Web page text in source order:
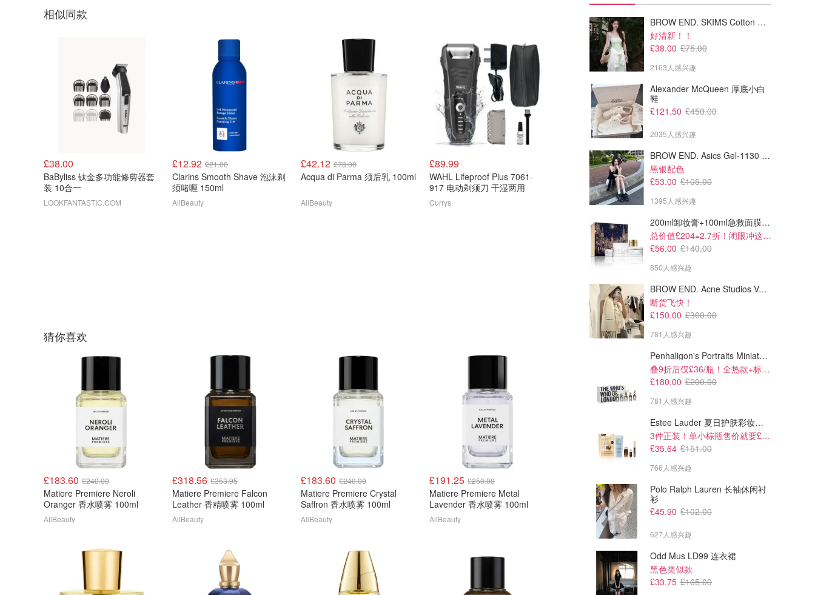
相似同款
£38.00
BaByliss 钛金多功能修剪器套
装 10合一
LOOKFANTASTIC.COM
£12.92 £21.00
Clarins Smooth Shave 泡沫剃
须啫喱 150ml
AllBeauty
£42.12 £78.00
Acqua di Parma 须后乳 100ml
AllBeauty
£89.99
WAHL Lifeproof Plus 7061-
917 电动剃须刀 干湿两用
Currys
BABYLISS Graphite Precision
干式胡须修剪器 黑色镀金
£39.99
Kensen 剃须刀 4刀头 防水
Amazon
猜你喜欢
£183.60 £240.00
Matiere Premiere Neroli
Oranger 香水喷雾 100ml
AllBeauty
£318.56 £353.95
Matiere Premiere Falcon
Leather 香精喷雾 100ml
AllBeauty
£183.60 £240.00
Matiere Premiere Crystal
Saffron 香水喷雾 100ml
AllBeauty
£191.25 £250.00
Matiere Premiere Metal
Lavender 香水喷雾 100ml
AllBeauty
BROW END. SKIMS Cotton Rib 长款背心连衣裙 薄荷绿
好清新！！
£38.00 £75.00
2163人感兴趣
Alexander McQueen 厚底小白
鞋
£121.50 £450.00
2035人感兴趣
BROW END. Asics Gel-1130 黑色运动鞋
黑银配色
£53.00 £105.00
1395人感兴趣
200ml卸妆膏+100ml急救面膜+面霜+洁颜布
总价值£204=2.7折！闭眼冲这套！
£56.00 £140.00
850人感兴趣
BROW END. Acne Studios Vally 刺绣围巾 白色
断货飞快！
£150.00 £300.00
781人感兴趣
Penhaligon's Portraits Miniature Collection 香氛套装 5瓶装
叠9折后仅£36/瓶！全热款+标志性兽首头
£180.00 £200.00
781人感兴趣
Estee Lauder 夏日护肤彩妆礼盒
3件正装！单小棕瓶售价就要£65！
£35.64 £151.00
766人感兴趣
Polo Ralph Lauren 长袖休闲衬
衫
£45.90 £102.00
627人感兴趣
Odd Mus LD99 连衣裙
黑色类似款
£33.75 £165.00